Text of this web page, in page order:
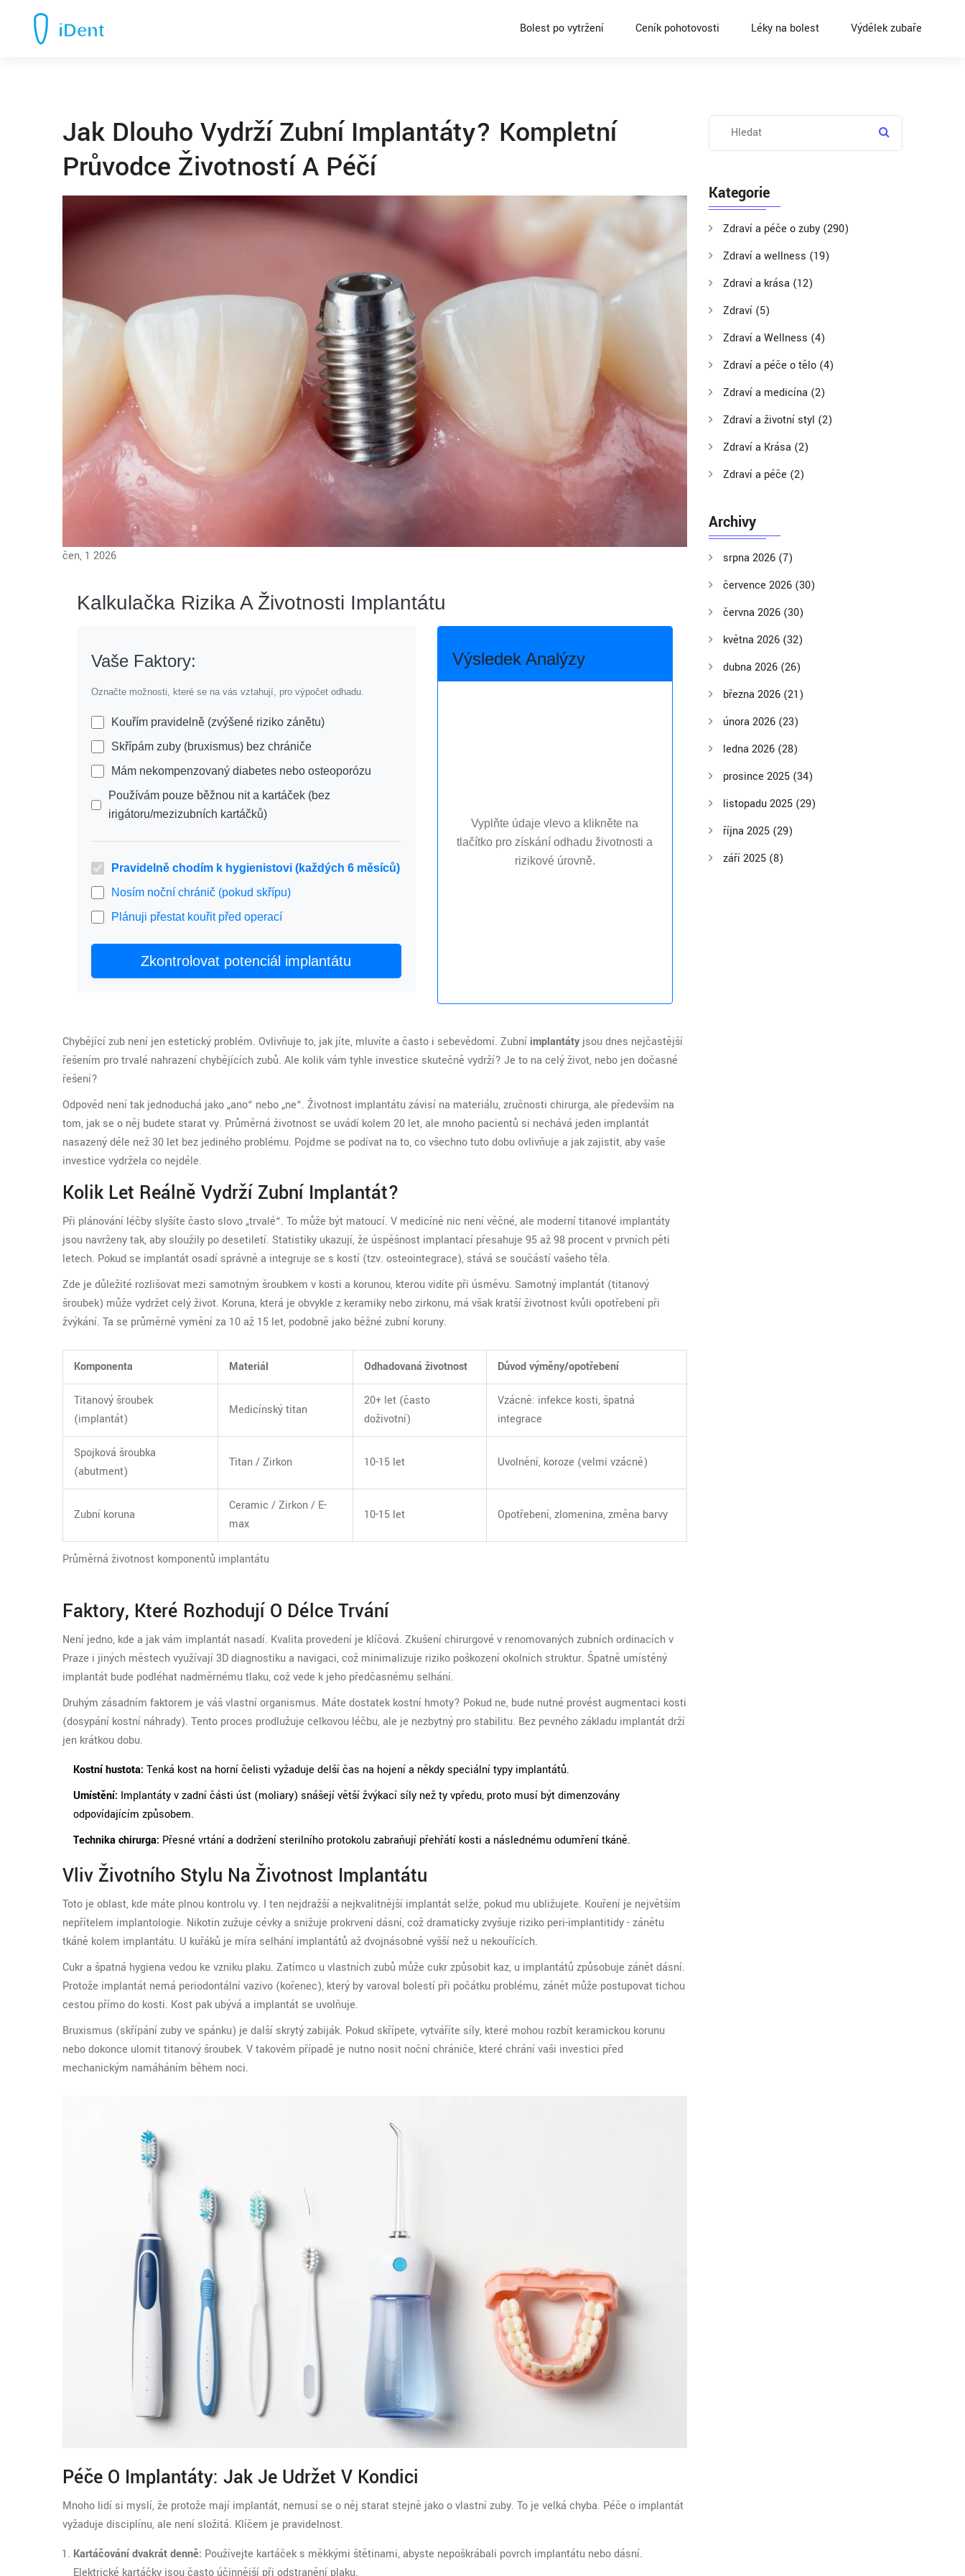
Bolest po vytržení Ceník pohotovosti Léky na bolest Výdělek zubaře
Jak Dlouho Vydrží Zubní Implantáty? Kompletní
Průvodce Životností A Péčí
čen, 1 2026
Kalkulačka Rizika A Životnosti Implantátu
Vaše Faktory:
Označte možnosti, které se na vás vztahují, pro výpočet odhadu.
Kouřím pravidelně (zvýšené riziko zánětu)
Skřípám zuby (bruxismus) bez chrániče
Mám nekompenzovaný diabetes nebo osteoporózu
Používám pouze běžnou nit a kartáček (bez
irigátoru/mezizubních kartáčků)
Pravidelně chodím k hygienistovi (každých 6 měsíců)
Nosím noční chránič (pokud skřípu)
Plánuji přestat kouřit před operací
Zkontrolovat potenciál implantátu
Výsledek Analýzy
Vyplňte údaje vlevo a klikněte na
tlačítko pro získání odhadu životnosti a
rizikové úrovně.
Chybějící zub není jen estetický problém. Ovlivňuje to, jak jíte, mluvíte a často i sebevědomí. Zubní implantátyjsou dnes nejčastější
řešením pro trvalé nahrazení chybějících zubů. Ale kolik vám tyhle investice skutečně vydrží? Je to na celý život, nebo jen dočasné
řešení?
Odpověď není tak jednoduchá jako „ano“ nebo „ne“. Životnost implantátu závisí na materiálu, zručnosti chirurga, ale především na
tom, jak se o něj budete starat vy. Průměrná životnost se uvádí kolem 20 let, ale mnoho pacientů si nechává jeden implantát
nasazený déle než 30 let bez jediného problému. Pojďme se podívat na to, co všechno tuto dobu ovlivňuje a jak zajistit, aby vaše
investice vydržela co nejdéle.
Kolik Let Reálně Vydrží Zubní Implantát?
Při plánování léčby slyšíte často slovo „trvalé“. To může být matoucí. V medicíně nic není věčné, ale modernítitanové implantáty
jsou navrženy tak, aby sloužily po desetiletí. Statistiky ukazují, že úspěšnost implantací přesahuje 95 až 98 procent v prvních pěti
letech. Pokud se implantát osadí správně a integruje se s kostí (tzv. osteointegrace), stává se součástí vašeho těla.
Zde je důležité rozlišovat mezi samotným šroubkem v kosti a korunou, kterou vidíte při úsměvu. Samotný implantát (titanový
šroubek) může vydržet celý život. Koruna, která je obvykle z keramiky nebo zirkonu, má však kratší životnost kvůli opotřebení při
žvýkání. Ta se průměrně vymění za 10 až 15 let, podobně jako běžné zubní koruny.
Průměrná životnost komponentů implantátu
Komponenta Materiál Odhadovaná životnost Důvod výměny/opotřebení
Titanový šroubek
(implantát)
Medicínský titan
20+ let (často
doživotní)
Vzácně: infekce kosti, špatná
integrace
Spojková šroubka
(abutment)
Titan / Zirkon 10-15 let Uvolnění, koroze (velmi vzácně)
Zubní koruna
Ceramic / Zirkon / E-
max
10-15 let Opotřebení, zlomenina, změna barvy
Faktory, Které Rozhodují O Délce Trvání
Není jedno, kde a jak vám implantát nasadí. Kvalita provedení je klíčová. Zkušení chirurgové v renomovanýchzubních ordinacích v
Praze i jiných městech využívají 3D diagnostiku a navigaci, což minimalizuje riziko poškození okolních struktur. Špatně umístěný
implantát bude podléhat nadměrnému tlaku, což vede k jeho předčasnému selhání.
Druhým zásadním faktorem je váš vlastní organismus. Máte dostatek kostní hmoty? Pokud ne, bude nutné provést augmentaci kosti
(dosypání kostní náhrady). Tento proces prodlužuje celkovou léčbu, ale je nezbytný pro stabilitu. Bez pevného základu implantát drží
jen krátkou dobu.
Kostní hustota: Tenká kost na horní čelisti vyžaduje delší čas na hojení a někdy speciální typy implantátů.
Umístění: Implantáty v zadní části úst (moliary) snášejí větší žvýkací síly než ty vpředu, proto musí být dimenzovány
odpovídajícím způsobem.
Technika chirurga: Přesné vrtání a dodržení sterilního protokolu zabraňují přehřátí kosti a následnému odumření tkáně.
Vliv Životního Stylu Na Životnost Implantátu
Toto je oblast, kde máte plnou kontrolu vy. I ten nejdražší a nejkvalitnější implantát selže, pokud mu ubližujete. Kouření je největším
nepřítelem implantologie. Nikotin zužuje cévky a snižuje prokrvení dásní, což dramaticky zvyšuje riziko peri-implantitidy - zánětu
tkáně kolem implantátu. U kuřáků je míra selhání implantátů až dvojnásobně vyšší než u nekouřících.
Cukr a špatná hygiena vedou ke vzniku plaku. Zatímco u vlastních zubů může cukr způsobit kaz, u implantátů způsobuje zánět dásní.
Protože implantát nemá periodontální vazivo (kořenec), který by varoval bolestí při počátku problému, zánět může postupovat tichou
cestou přímo do kosti. Kost pak ubývá a implantát se uvolňuje.
Bruxismus (skřípání zuby ve spánku) je další skrytý zabiják. Pokud skřípete, vytváříte síly, které mohou rozbít keramickou korunu
nebo dokonce ulomit titanový šroubek. V takovém případě je nutno nosit noční chrániče, které chrání vaši investici před
mechanickým namáháním během noci.
Péče O Implantáty: Jak Je Udržet V Kondici
Mnoho lidí si myslí, že protože mají implantát, nemusí se o něj starat stejně jako o vlastní zuby. To je velká chyba. Péče o implantát
vyžaduje disciplínu, ale není složitá. Klíčem je pravidelnost.
Kartáčování dvakrát denně: Používejte kartáček s měkkými štětinami, abyste nepoškrábali povrch implantátu nebo dásní.
Elektrické kartáčky jsou často účinnější při odstranění plaku.
Kategorie
Zdraví a péče o zuby (290)
Zdraví a wellness (19)
Zdraví a krása (12)
Zdraví (5)
Zdraví a Wellness (4)
Zdraví a péče o tělo (4)
Zdraví a medicína (2)
Zdraví a životní styl (2)
Zdraví a Krása (2)
Zdraví a péče (2)
Archivy
srpna 2026 (7)
července 2026 (30)
června 2026 (30)
května 2026 (32)
dubna 2026 (26)
března 2026 (21)
února 2026 (23)
ledna 2026 (28)
prosince 2025 (34)
listopadu 2025 (29)
října 2025 (29)
září 2025 (8)